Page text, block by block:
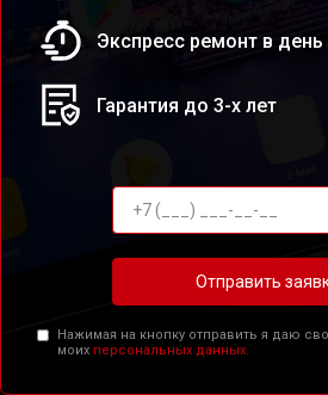
Экспресс ремонт в
Гарантия до 3-х лет
Отправить
Нажимая на кнопку отправить я даю
моих персональных данных.